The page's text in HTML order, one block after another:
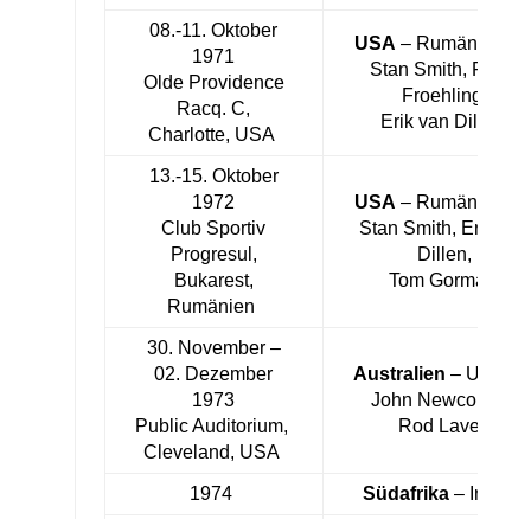
08.-11. Oktober
1971
Olde Providence
Racq. C,
Charlotte, USA
USA – Rumänien
Stan Smith, Frank
Froehling,
Erik van Dillen
13.-15. Oktober
1972
Club Sportiv
Progresul,
Bukarest,
Rumänien
USA – Rumänien
Stan Smith, Erik van
Dillen,
Tom Gorman
30. November –
02. Dezember
1973
Public Auditorium,
Cleveland, USA
Australien – USA
John Newcombe,
Rod Laver
1974 Südafrika – Indien